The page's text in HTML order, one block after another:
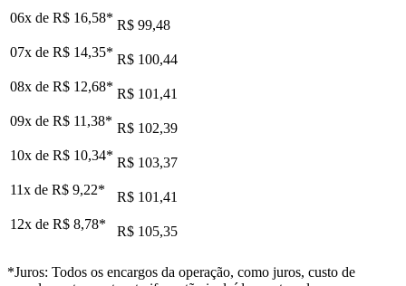
06x de R$ 16,58* R$ 99,48
07x de R$ 14,35* R$ 100,44
08x de R$ 12,68* R$ 101,41
09x de R$ 11,38* R$ 102,39
10x de R$ 10,34* R$ 103,37
11x de R$ 9,22*
R$ 101,41
12x de R$ 8,78* R$ 105,35
*Juros: Todos os encargos da operação, como juros, custo de